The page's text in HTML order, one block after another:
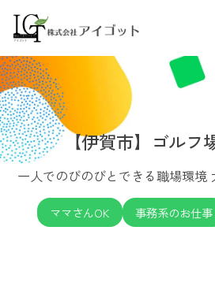
Skip
to
content
【伊賀市】ゴルフ
一人でのびのびとできる職場環
ママさんOK 事務系のお仕事